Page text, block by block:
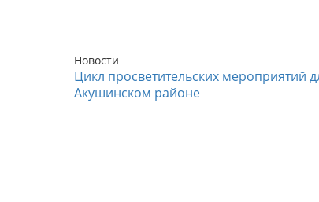
Новости
Цикл просветительских мероприятий
Акушинском районе